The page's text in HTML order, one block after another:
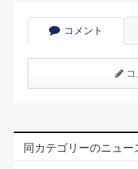
コメント
同カテゴリーのニュー